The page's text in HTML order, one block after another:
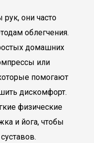
они часто
облегчения.
домашних
или
помогают
дискомфорт.
физические
и йога, чтобы